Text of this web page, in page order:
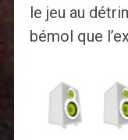
le jeu au
bémol que